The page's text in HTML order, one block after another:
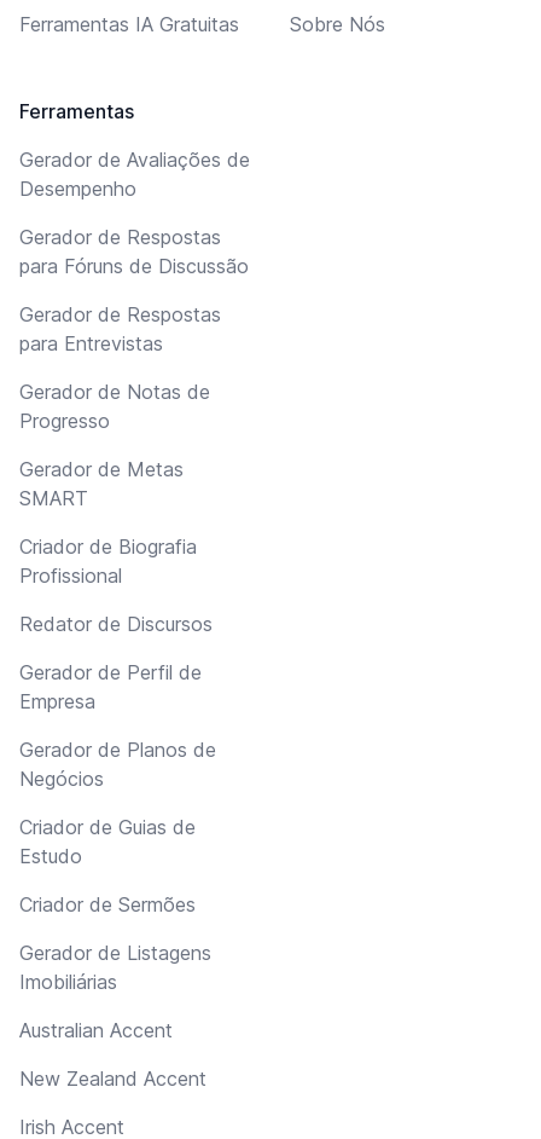
Ferramentas IA Gratuitas
Ferramentas
Gerador de Avaliações de
Desempenho
Gerador de Respostas
para Fóruns de Discussão
Gerador de Respostas
para Entrevistas
Gerador de Notas de
Progresso
Gerador de Metas
SMART
Criador de Biografia
Profissional
Redator de Discursos
Gerador de Perfil de
Empresa
Gerador de Planos de
Negócios
Criador de Guias de
Estudo
Criador de Sermões
Gerador de Listagens
Imobiliárias
Australian Accent
New Zealand Accent
Irish Accent
Sobre Nós